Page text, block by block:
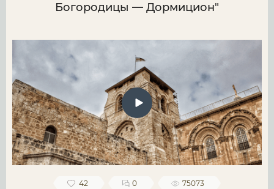
Богородицы — Дормицион"
42 0 75073